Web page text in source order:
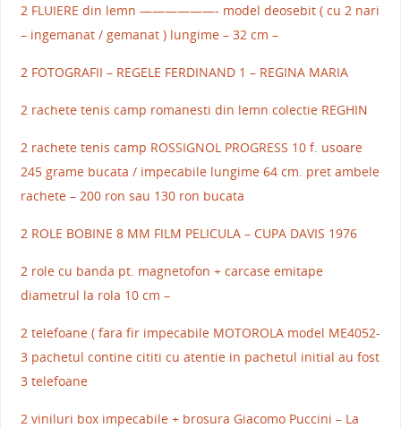
2 FLUIERE din lemn ——————- model deosebit ( cu 2 nari
– ingemanat / gemanat ) lungime – 32 cm –
2 FOTOGRAFII – REGELE FERDINAND 1 – REGINA MARIA
2 rachete tenis camp romanesti din lemn colectie REGHIN
2 rachete tenis camp ROSSIGNOL PROGRESS 10 f. usoare
245 grame bucata / impecabile lungime 64 cm. pret ambele
rachete – 200 ron sau 130 ron bucata
2 ROLE BOBINE 8 MM FILM PELICULA – CUPA DAVIS 1976
2 role cu banda pt. magnetofon + carcase emitape
diametrul la rola 10 cm –
2 telefoane ( fara fir impecabile MOTOROLA model ME4052-
3 pachetul contine cititi cu atentie in pachetul initial au fost
3 telefoane
2 viniluri box impecabile + brosura Giacomo Puccini – La